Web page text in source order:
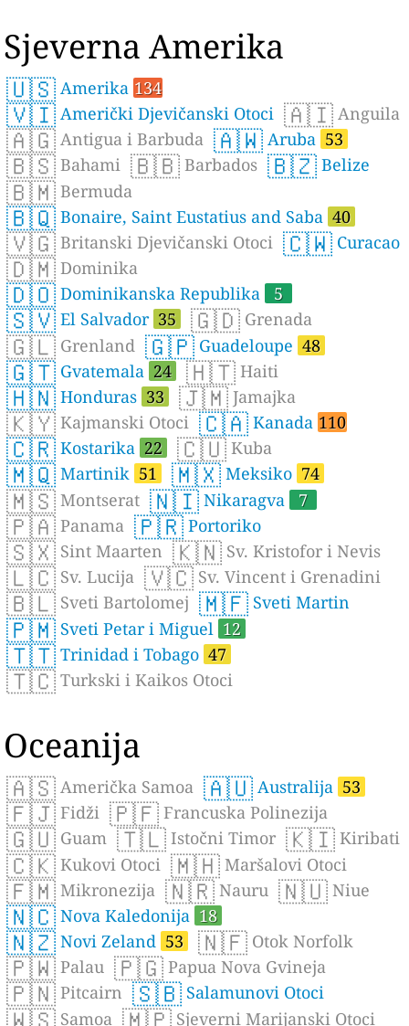
Sjeverna Amerika
🇺🇸 Amerika 134
🇻🇮 Američki Djevičanski Otoci 🇦🇮 Anguila
🇦🇬 Antigua i Barbuda 🇦🇼 Aruba 53
🇧🇸 Bahami 🇧🇧 Barbados 🇧🇿 Belize
🇧🇲 Bermuda
🇧🇶 Bonaire, Saint Eustatius and Saba 40
🇻🇬 Britanski Djevičanski Otoci 🇨🇼 Curacao
🇩🇲 Dominika
🇩🇴 Dominikanska Republika 5
🇸🇻 El Salvador 35 🇬🇩 Grenada
🇬🇱 Grenland 🇬🇵 Guadeloupe 48
🇬🇹 Gvatemala 24 🇭🇹 Haiti
🇭🇳 Honduras 33 🇯🇲 Jamajka
🇰🇾 Kajmanski Otoci 🇨🇦 Kanada 110
🇨🇷 Kostarika 22 🇨🇺 Kuba
🇲🇶 Martinik 51 🇲🇽 Meksiko 74
🇲🇸 Montserat 🇳🇮 Nikaragva 7
🇵🇦 Panama 🇵🇷 Portoriko
🇸🇽 Sint Maarten 🇰🇳 Sv. Kristofor i Nevis
🇱🇨 Sv. Lucija 🇻🇨 Sv. Vincent i Grenadini
🇧🇱 Sveti Bartolomej 🇲🇫 Sveti Martin
🇵🇲 Sveti Petar i Miguel 12
🇹🇹 Trinidad i Tobago 47
🇹🇨 Turkski i Kaikos Otoci
Oceanija
🇦🇸 Američka Samoa 🇦🇺 Australija 53
🇫🇯 Fidži 🇵🇫 Francuska Polinezija
🇬🇺 Guam 🇹🇱 Istočni Timor 🇰🇮 Kiribati
🇨🇰 Kukovi Otoci 🇲🇭 Maršalovi Otoci
🇫🇲 Mikronezija 🇳🇷 Nauru 🇳🇺 Niue
🇳🇨 Nova Kaledonija 18
🇳🇿 Novi Zeland 53 🇳🇫 Otok Norfolk
🇵🇼 Palau 🇵🇬 Papua Nova Gvineja
🇵🇳 Pitcairn 🇸🇧 Salamunovi Otoci
Samoa Sjeverni Marijanski Otoci